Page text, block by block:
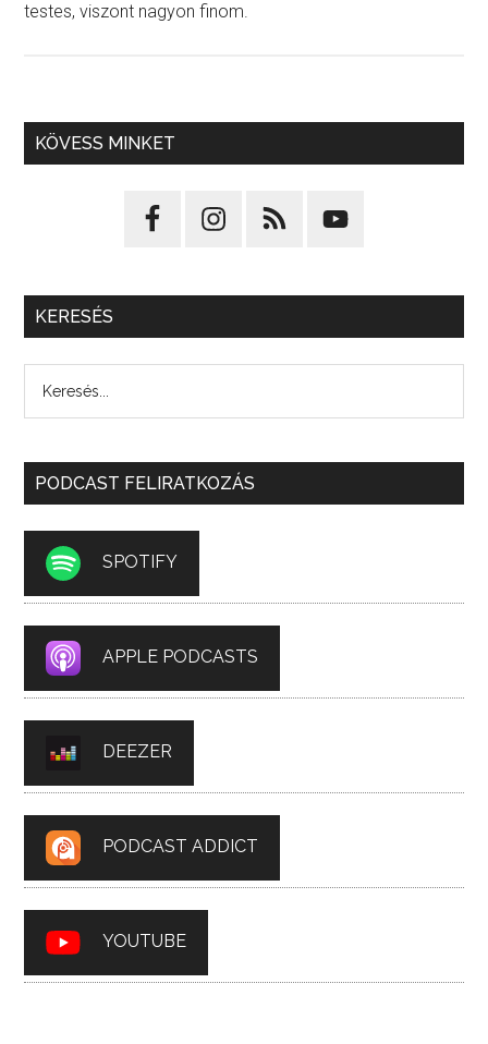
testes, viszont nagyon finom.
KÖVESS MINKET
KERESÉS
PODCAST FELIRATKOZÁS
SPOTIFY
APPLE PODCASTS
DEEZER
PODCAST ADDICT
YOUTUBE